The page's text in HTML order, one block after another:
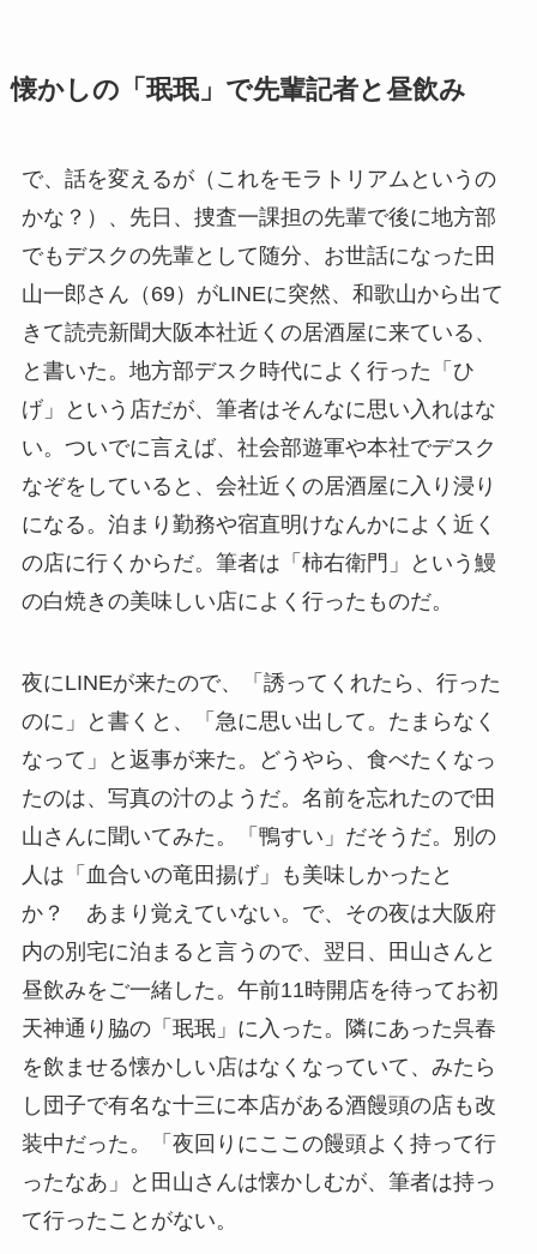
懐かしの「珉珉」で先輩記者と昼飲み
で、話を変えるが（これをモラトリアムというの
かな？）、先日、捜査一課担の先輩で後に地方部
でもデスクの先輩として随分、お世話になった田
山一郎さん（69）がLINEに突然、和歌山から出て
きて読売新聞大阪本社近くの居酒屋に来ている、
と書いた。地方部デスク時代によく行った「ひ
げ」という店だが、筆者はそんなに思い入れはな
い。ついでに言えば、社会部遊軍や本社でデスク
なぞをしていると、会社近くの居酒屋に入り浸り
になる。泊まり勤務や宿直明けなんかによく近く
の店に行くからだ。筆者は「柿右衛門」という鰻
の白焼きの美味しい店によく行ったものだ。
夜にLINEが来たので、「誘ってくれたら、行った
のに」と書くと、「急に思い出して。たまらなく
なって」と返事が来た。どうやら、食べたくなっ
たのは、写真の汁のようだ。名前を忘れたので田
山さんに聞いてみた。「鴨すい」だそうだ。別の
人は「血合いの竜田揚げ」も美味しかったと
か？ あまり覚えていない。で、その夜は大阪府
内の別宅に泊まると言うので、翌日、田山さんと
昼飲みをご一緒した。午前11時開店を待ってお初
天神通り脇の「珉珉」に入った。隣にあった呉春
を飲ませる懐かしい店はなくなっていて、みたら
し団子で有名な十三に本店がある酒饅頭の店も改
装中だった。「夜回りにここの饅頭よく持って行
ったなあ」と田山さんは懐かしむが、筆者は持っ
て行ったことがない。